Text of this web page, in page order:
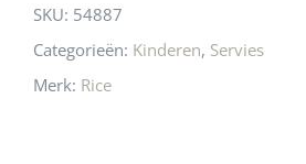
SKU: 54887
Categorieën: Kinderen, Servies
Merk: Rice